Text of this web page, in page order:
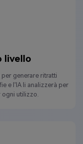
livello
generare ritratti
e l'IA li analizzerà per
utilizzo.